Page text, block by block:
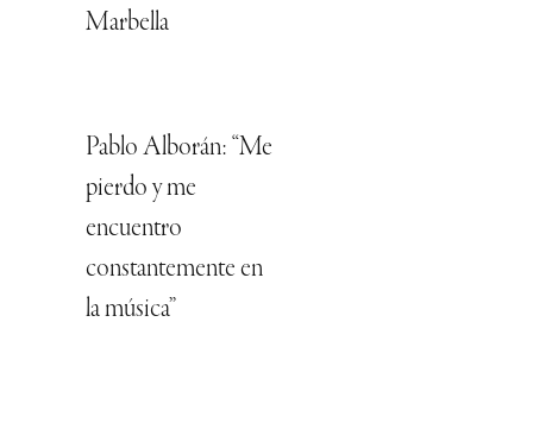
Marbella
Pablo Alborán: “Me
pierdo y me
encuentro
constantemente en
la música”